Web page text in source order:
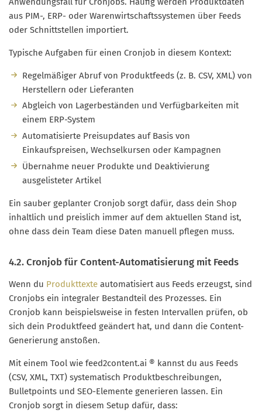
aus PIM-, ERP- oder Warenwirtschaftssystemen über Feeds
oder Schnittstellen importiert.
Typische Aufgaben für einen Cronjob in diesem Kontext:
Regelmäßiger Abruf von Produktfeeds (z. B. CSV, XML) von
Herstellern oder Lieferanten
Abgleich von Lagerbeständen und Verfügbarkeiten mit
einem ERP-System
Automatisierte Preisupdates auf Basis von
Einkaufspreisen, Wechselkursen oder Kampagnen
Übernahme neuer Produkte und Deaktivierung
ausgelisteter Artikel
Ein sauber geplanter Cronjob sorgt dafür, dass dein Shop
inhaltlich und preislich immer auf dem aktuellen Stand ist,
ohne dass dein Team diese Daten manuell pflegen muss.
4.2. Cronjob für Content-Automatisierung mit Feeds
Wenn du Produkttexte automatisiert aus Feeds erzeugst, sind
Cronjobs ein integraler Bestandteil des Prozesses. Ein
Cronjob kann beispielsweise in festen Intervallen prüfen, ob
sich dein Produktfeed geändert hat, und dann die Content-
Generierung anstoßen.
Mit einem Tool wie feed2content.ai ® kannst du aus Feeds
(CSV, XML, TXT) systematisch Produktbeschreibungen,
Bulletpoints und SEO-Elemente generieren lassen. Ein
Cronjob sorgt in diesem Setup dafür, dass: